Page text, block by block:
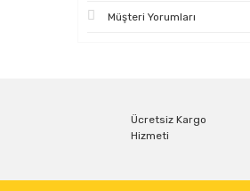
Müşteri Yorumları
Ücretsiz Kargo
Hizmeti